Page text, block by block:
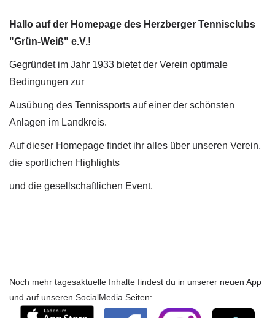
Hallo auf der Homepage des Herzberger Tennisclubs
"Grün-Weiß" e.V.!
Gegründet im Jahr 1933 bietet der Verein optimale
Bedingungen zur
Ausübung des Tennissports auf einer der schönsten
Anlagen im Landkreis.
Auf dieser Homepage findet ihr alles über unseren Verein,
die sportlichen Highlights
und die gesellschaftlichen Event.
Noch mehr tagesaktuelle Inhalte findest du in unserer neuen App
und auf unseren SocialMedia Seiten: